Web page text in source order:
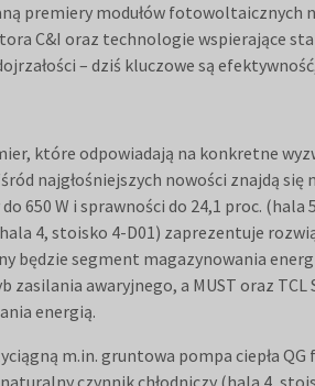
premiery modułów fotowoltaicznych
C&I oraz technologie wspierające
– dziś kluczowe są
które odpowiadają na konkretne
najgłośniejszych nowości znajdą
650 W i sprawności do 24,1 proc.
4, stoisko 4-D01) zaprezentuje
będzie segment magazynowania
zasilania awaryjnego, a MUST oraz
energią.
m.in. gruntowa pompa ciepła QG